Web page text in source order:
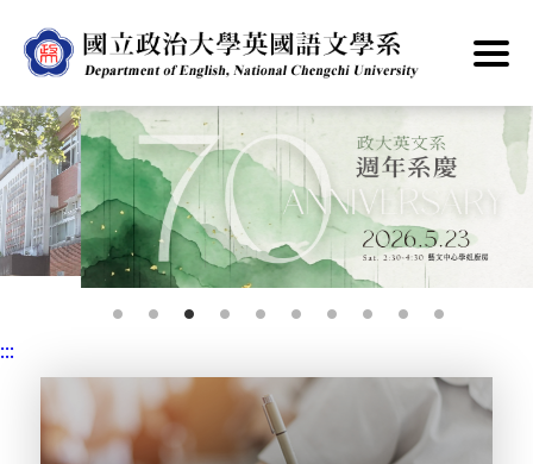
到
主
要
內
容
區
塊
:::